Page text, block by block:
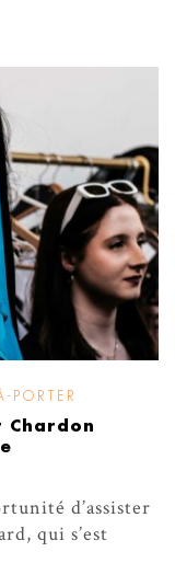
d’assister
qui s’est